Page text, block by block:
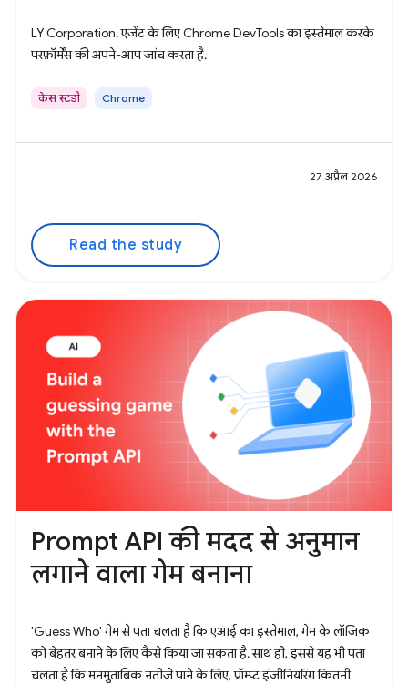
LY Corporation, एजेंट के लिए Chrome DevTools का इस्तेमाल करके
परफ़ॉर्मेंस की अपने-आप जांच करता है.
केस स्टडी Chrome
27 अप्रैल 2026
Read the study
Prompt API की मदद से अनुमान
लगाने वाला गेम बनाना
'Guess Who' गेम से पता चलता है कि एआई का इस्तेमाल, गेम के लॉजिक
को बेहतर बनाने के लिए कैसे किया जा सकता है. साथ ही, इससे यह भी पता
चलता है कि मनमुताबिक नतीजे पाने के लिए, प्रॉम्प्ट इंजीनियरिंग कितनी